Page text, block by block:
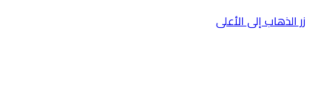
زر الذهاب إلى الأعلى